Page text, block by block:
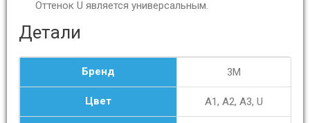
Оттенок U является универсальным.
Детали
Бренд 3M
Цвет A1, A2, A3, U